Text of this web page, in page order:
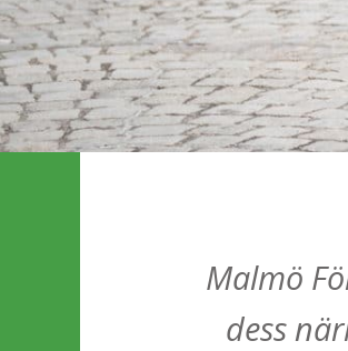
Malmö
dess